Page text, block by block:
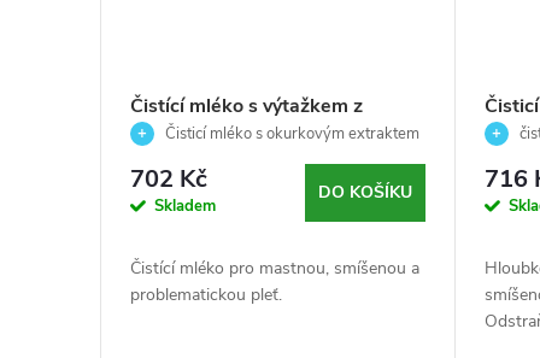
Čistící mléko s výtažkem z
okurky pro mastnou až smíšenou
pleť - Essential - Skeyndor - 250
ml
Čisticí mléko s okurkovým extraktem
pro svěží, čistou a zmatněnou pleť
702 Kč
Skladem
DO KOŠÍKU
Čistící mléko pro mastnou, smíšenou a
problematickou pleť.
-
716